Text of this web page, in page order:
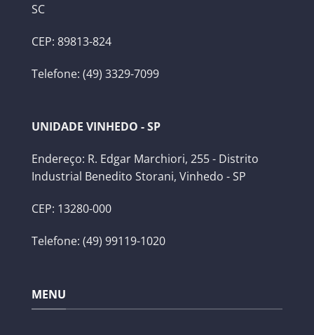
SC
CEP: 89813-824
Telefone: (49) 3329-7099
UNIDADE VINHEDO - SP
Endereço: R. Edgar Marchiori, 255 - Distrito
Industrial Benedito Storani, Vinhedo - SP
CEP: 13280-000
Telefone: (49) 99119-1020
MENU